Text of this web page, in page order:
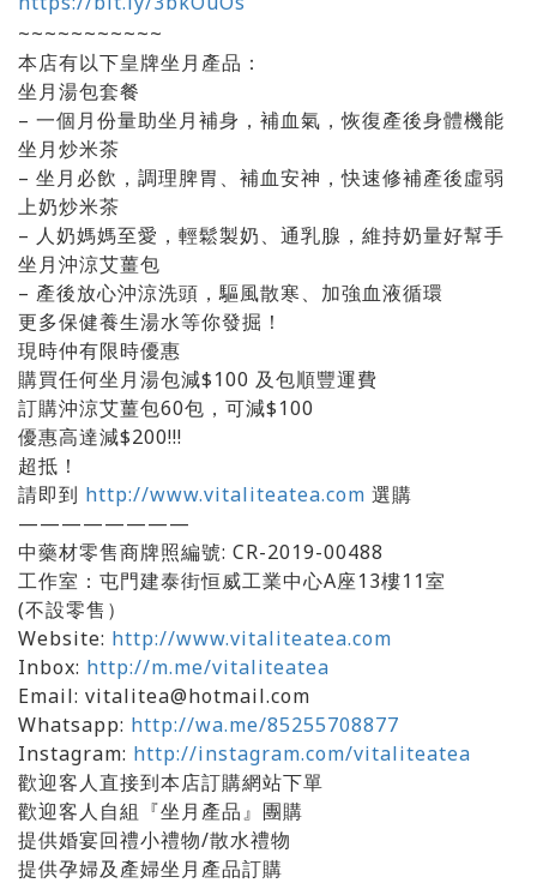
~~~~~~~~~~~
本店有以下皇牌坐月產品：
坐月湯包套餐
– 一個月份量助坐月補身，補血氣，恢復產後身體機能
坐月炒米茶
– 坐月必飲，調理脾胃、補血安神，快速修補產後虛弱
上奶炒米茶
– 人奶媽媽至愛，輕鬆製奶、通乳腺，維持奶量好幫手
坐月沖涼艾薑包
– 產後放心沖涼洗頭，驅風散寒、加強血液循環
更多保健養生湯水等你發掘！
現時仲有限時優惠
購買任何坐月湯包減$100 及包順豐運費
訂購沖涼艾薑包60包，可減$100
優惠高達減$200!!!
超抵！
請即到 http://www.vitaliteatea.com 選購
————————
中藥材零售商牌照編號: CR-2019-00488
工作室：屯門建泰街恒威工業中心A座13樓11室
(不設零售）
Website: http://www.vitaliteatea.com
Inbox: http://m.me/vitaliteatea
Email: vitalitea@hotmail.com
Whatsapp: http://wa.me/85255708877
Instagram: http://instagram.com/vitaliteatea
歡迎客人直接到本店訂購網站下單
歡迎客人自組『坐月產品』團購
提供婚宴回禮小禮物/散水禮物
提供孕婦及產婦坐月產品訂購